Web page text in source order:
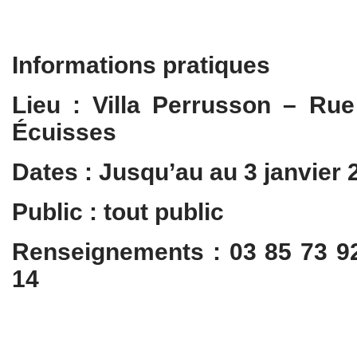
Informations pratiques
Lieu : Villa Perrusson –
Écuisses
Dates : Jusqu’au au 3 janvier
Public : tout public
Renseignements : 03 85 73
14